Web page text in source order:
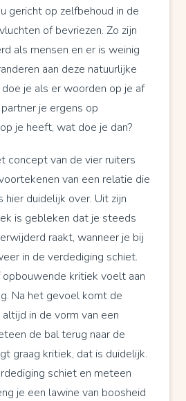
gericht op zelfbehoud in de
of bevriezen. Zo zijn
als mensen en er is weinig
aan deze natuurlijke
je als er woorden op je af
je ergens op
je heeft, wat doe je dan?
concept van de vier ruiters
van een relatie die
hier duidelijk over. Uit zijn
is gebleken dat je steeds
raakt, wanneer je bij
in de verdediging schiet.
kritiek voelt aan
Na het gevoel komt de
in de vorm van een
de bal terug naar de
graag kritiek, dat is duidelijk.
schiet en meteen
je een lawine van boosheid